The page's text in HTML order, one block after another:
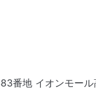
番地 イオンモー